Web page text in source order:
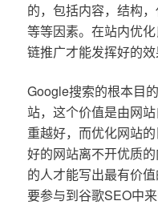
的，包括内容，结构
等等因素。在站内优
链推广才能发挥好的效
Google搜索的根本目
站，这个价值是由网
重越好，而优化网站
好的网站离不开优质
的人才能写出最有价
要参与到谷歌SEO中来